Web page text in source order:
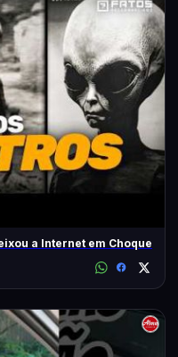
a Internet em Choque